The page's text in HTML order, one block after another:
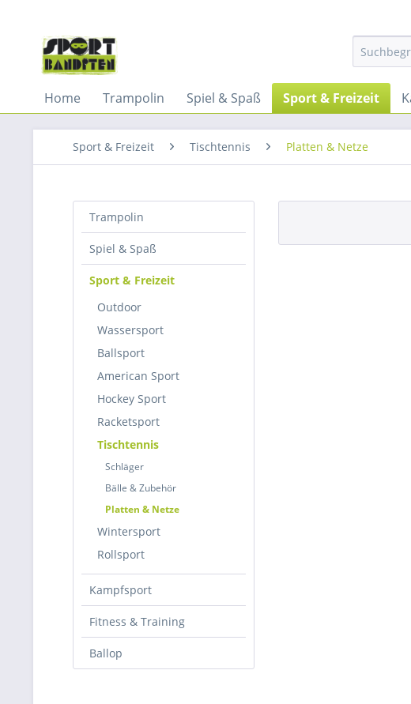
Home Trampolin Spiel & Spaß Sport & Freizeit
Sport & Freizeit Tischtennis Platten & Netze
Trampolin
Spiel & Spaß
Sport & Freizeit
Outdoor
Wassersport
Ballsport
American Sport
Hockey Sport
Racketsport
Tischtennis
Schläger
Bälle & Zubehör
Platten & Netze
Wintersport
Rollsport
Kampfsport
Fitness & Training
Ballop